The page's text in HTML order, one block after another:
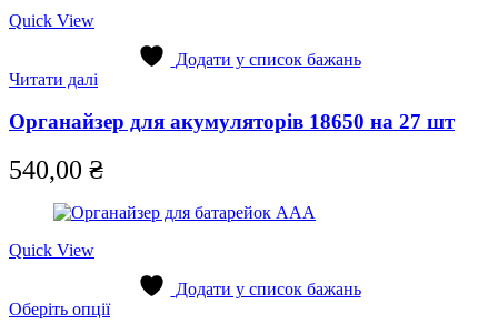
Quick View
Додати у список бажань
Читати далі
Органайзер для акумуляторів 18650 на 27 шт
540,00 ₴
Quick View
Додати у список бажань
Оберіть опціїЦей